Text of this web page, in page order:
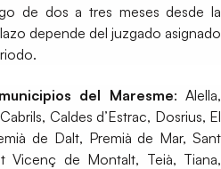
de dos a tres meses desde la
depende del juzgado asignado
del Maresme: Alella,
Caldes d’Estrac, Dosrius, El
de Dalt, Premià de Mar, Sant
Vicenç de Montalt, Teià, Tiana,